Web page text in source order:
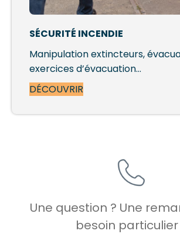
SÉCURITÉ INCENDIE
Manipulation extincteurs,
exercices d’évacuation…
DÉCOUVRIR
Une question ? Une
besoin particulier